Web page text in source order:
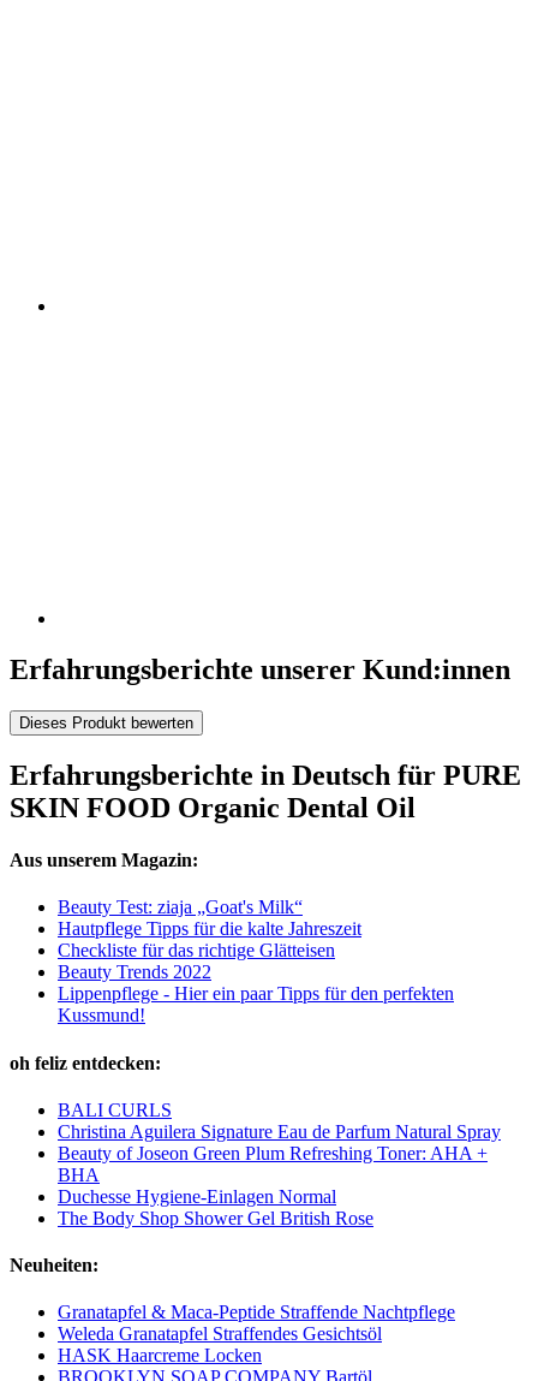
Erfahrungsberichte unserer Kund:innen
Dieses Produkt bewerten
Erfahrungsberichte in Deutsch für PURE
SKIN FOOD Organic Dental Oil
Aus unserem Magazin:
Beauty Test: ziaja „Goat's Milk“
Hautpflege Tipps für die kalte Jahreszeit
Checkliste für das richtige Glätteisen
Beauty Trends 2022
Lippenpflege - Hier ein paar Tipps für den perfekten
Kussmund!
oh feliz entdecken:
BALI CURLS
Christina Aguilera Signature Eau de Parfum Natural Spray
Beauty of Joseon Green Plum Refreshing Toner: AHA +
BHA
Duchesse Hygiene-Einlagen Normal
The Body Shop Shower Gel British Rose
Neuheiten:
Granatapfel & Maca-Peptide Straffende Nachtpflege
Weleda Granatapfel Straffendes Gesichtsöl
HASK Haarcreme Locken